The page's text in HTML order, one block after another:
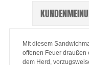
Mit diesem
offenen Feuer draußen
dem Herd,